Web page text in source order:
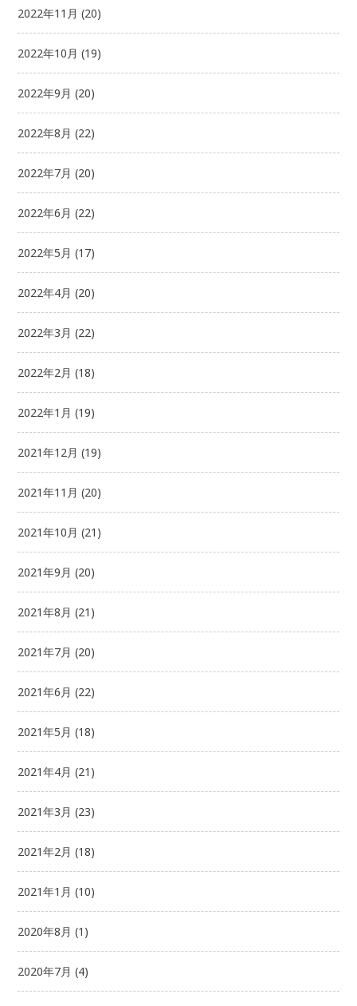
2022年11月 (20)
2022年10月 (19)
2022年9月 (20)
2022年8月 (22)
2022年7月 (20)
2022年6月 (22)
2022年5月 (17)
2022年4月 (20)
2022年3月 (22)
2022年2月 (18)
2022年1月 (19)
2021年12月 (19)
2021年11月 (20)
2021年10月 (21)
2021年9月 (20)
2021年8月 (21)
2021年7月 (20)
2021年6月 (22)
2021年5月 (18)
2021年4月 (21)
2021年3月 (23)
2021年2月 (18)
2021年1月 (10)
2020年8月 (1)
2020年7月 (4)